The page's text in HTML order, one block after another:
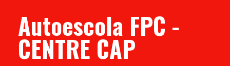
Autoescola FPC -
CENTRE CAP